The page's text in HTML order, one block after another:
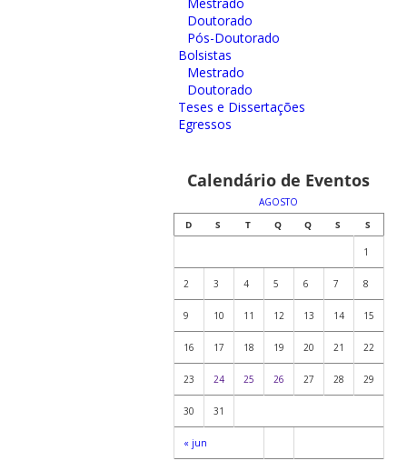
Doutorado
Pós-Doutorado
Bolsistas
Mestrado
Doutorado
Teses e Dissertações
Egressos
Calendário de Eventos
AGOSTO
D
S T Q Q S S
« jun
1
2 3 4 5 6 7 8
9 10 11 12 13 14 15
16 17 18 19 20 21 22
23 24 25 26 27 28 29
30 31